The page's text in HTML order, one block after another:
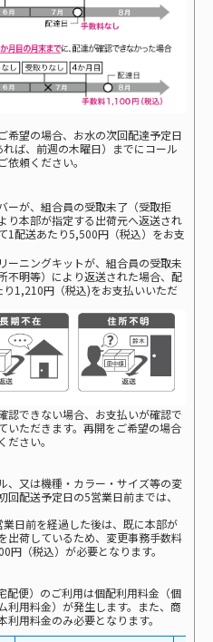
望の場合、お水の次回配達予定日
ば、前週の木曜日）までにコール
頼ください。
ーが、組合員の受取未了（受取拒
り本部が指定する出荷元へ返送され
1配送あたり5,500円（税込）をお支
ーニングキットが、組合員の受取未
不明等）により返送された場合、配
1,210円（税込)をお支払いいただ
認できない場合、お支払いが確認で
いただきます。再開をご希望の場合
さい。
、又は機種・カラー・サイズ等の変
配送予定日の5営業日前までは、
日前を経過した後は、既に本部が
出荷しているため、変更事務手数料
円（税込）が必要となります。
配便）のご利用は個配利用料金（個
利用料金）が発生します。また、商
用料金のみ必要となります。